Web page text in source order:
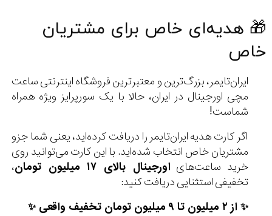
🎁 هدیه‌ای خاص برای مشتریان
خاص
ایران‌تایمر، بزرگ‌ترین و معتبرترین فروشگاه اینترنتی ساعت
مچی اورجینال در ایران، حالا با یک سورپرایز ویژه همراه
شماست!
اگر کارت هدیه ایران‌تایمر را دریافت کرده‌اید، یعنی شما جزو
مشتریان خاص انتخاب شده‌اید. با این کارت می‌توانید روی
خرید ساعت‌های اورجینال بالای ۱۷ میلیون تومان
،
تخفیفی استثنایی دریافت کنید:
✨ از ۲ میلیون تا ۹ میلیون تومان تخفیف واقعی ✨